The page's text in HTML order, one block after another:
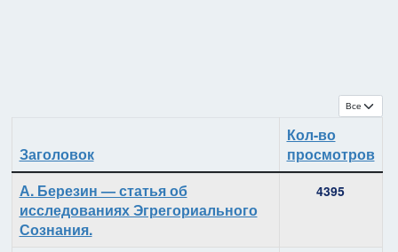
Кол-во
Материалы
Заголовок
Кол-во
просмотров
А. Березин — статья об
исследованиях Эгрегориального
Сознания.
4395